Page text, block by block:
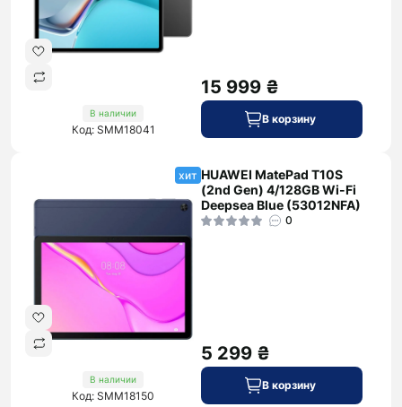
В наличии
Код: SMM18041
15 999 ₴
В корзину
хит
В наличии
Код: SMM18150
HUAWEI MatePad T10S
(2nd Gen) 4/128GB Wi-Fi
Deepsea Blue (53012NFA)
0
5 299 ₴
В корзину